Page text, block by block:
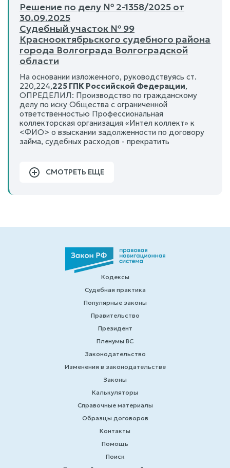
Решение по делу № 2-1358/2025 от
30.09.2025
Судебный участок № 99
Краснооктябрьского судебного района
города Волгограда Волгоградской
области
На основании изложенного, руководствуясь ст.
220,224,225 ГПК Российской Федерации,
ОПРЕДЕЛИЛ: Производство по гражданскому
делу по иску Общества с ограниченной
ответственностью Профессиональная
коллекторская организация «Интел коллект» к
<ФИО> о взыскании задолженности по договору
займа, судебных расходов - прекратить
СМОТРЕТЬ ЕЩЕ
Кодексы
Судебная практика
Популярные законы
Правительство
Президент
Пленумы ВС
Законодательство
Изменения в законодательстве
Законы
Калькуляторы
Справочные материалы
Образцы договоров
Контакты
Помощь
Поиск